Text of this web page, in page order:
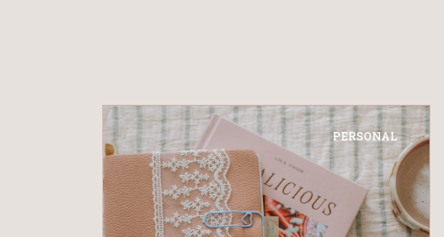
PERSONAL